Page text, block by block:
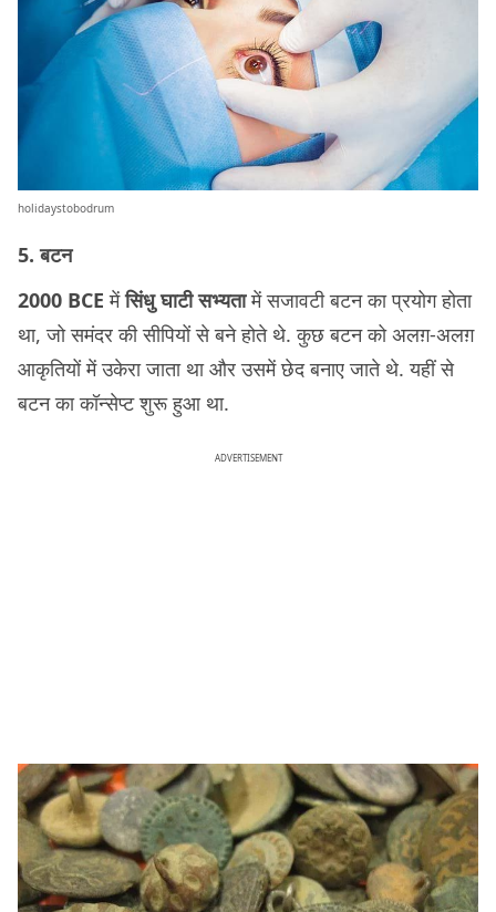
holidaystobodrum
5. बटन
2000 BCEमेंसिंधु घाटी सभ्यतामें सजावटी बटन का प्रयोग होता
था, जो समंदर की सीपियों से बने होते थे. कुछ बटन को अलग़-अलग़
आकृतियों में उकेरा जाता था और उसमें छेद बनाए जाते थे. यहीं से
बटन का कॉन्सेप्ट शुरू हुआ था.
ADVERTISEMENT